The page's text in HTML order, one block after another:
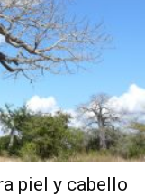
piel y cabello